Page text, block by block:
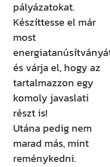
pályázatokat.
Készíttesse el már
most
és várja el, hogy az
tartalmazzon egy
komoly javaslati
részt is!
Utána pedig nem
marad más, mint
reménykedni.